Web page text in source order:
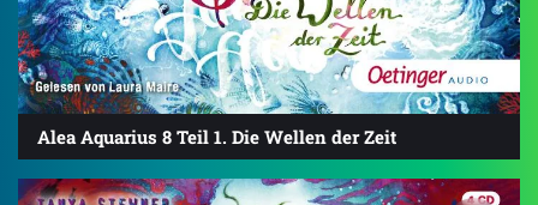
Alea Aquarius 8 Teil 1. Die Wellen der Zeit